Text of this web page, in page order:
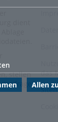
Allen
dient
stellen
das